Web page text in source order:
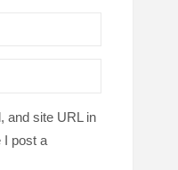
and site URL in
I post a